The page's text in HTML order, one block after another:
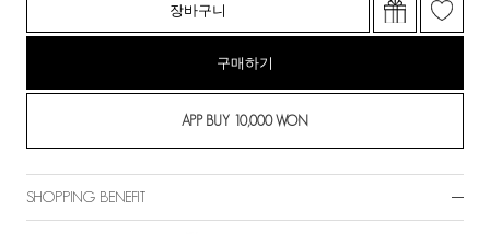
장바구니
구매하기
SHOPPING BENEFIT